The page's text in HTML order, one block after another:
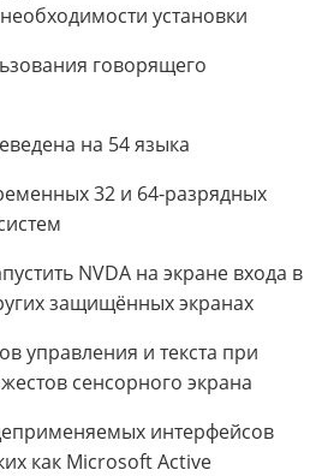
установки
говорящего
на 54 языка
32 и 64-разрядных
NVDA на экране входа в
защищённых экранах
управления и текста при
сенсорного экрана
интерфейсов
как Microsoft Active